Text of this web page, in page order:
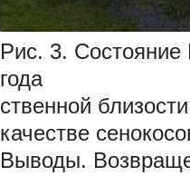
Рис. 3. Состояние
года
ственной
качестве
Выводы.